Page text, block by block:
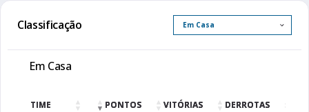
Classificação
Em Casa
TIME PONTOS VITÓRIAS DERROTAS